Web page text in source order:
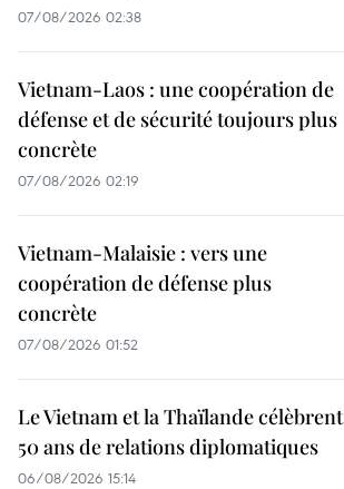
07/08/2026 02:38
Vietnam-Laos : une coopération de
défense et de sécurité toujours plus
concrète
07/08/2026 02:19
Vietnam-Malaisie : vers une
coopération de défense plus
concrète
07/08/2026 01:52
Le Vietnam et la Thaïlande célèbrent
50 ans de relations diplomatiques
06/08/2026 15:14